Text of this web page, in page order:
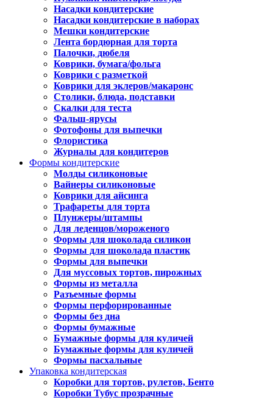
Насадки кондитерские
Насадки кондитерские в наборах
Мешки кондитерские
Лента бордюрная для торта
Палочки, дюбеля
Коврики, бумага/фольга
Коврики с разметкой
Коврики для эклеров/макаронс
Столики, блюда, подставки
Скалки для теста
Фальш-ярусы
Фотофоны для выпечки
Флористика
Журналы для кондитеров
Формы кондитерские
Молды силиконовые
Вайнеры силиконовые
Коврики для айсинга
Трафареты для торта
Плунжеры/штампы
Для леденцов/мороженого
Формы для шоколада силикон
Формы для шоколада пластик
Формы для выпечки
Для муссовых тортов, пирожных
Формы из металла
Разъемные формы
Формы перфорированные
Формы без дна
Формы бумажные
Бумажные формы для куличей
Бумажные формы для куличей
Формы пасхальные
Упаковка кондитерская
Коробки для тортов, рулетов, Бенто
Коробки Тубус прозрачные